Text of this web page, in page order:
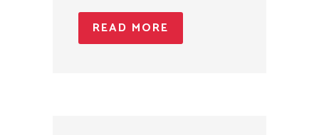
READ MORE